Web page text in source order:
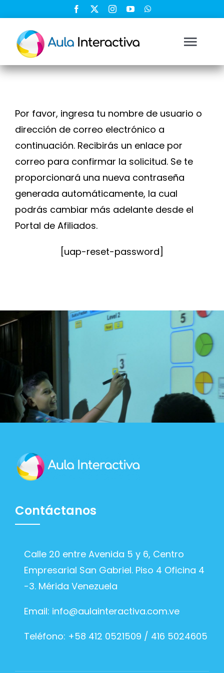
contenido
Registrarse
Nosotros
Soluciones
Cursos
Blog
Por favor, ingresa tu nombre de usuario o
dirección de correo electrónico a
continuación. Recibirás un enlace por
correo para confirmar la solicitud. Se te
proporcionará una nueva contraseña
generada automáticamente, la cual
podrás cambiar más adelante desde el
Portal de Afiliados.
[uap-reset-password]
Contáctanos
Calle 20 entre Avenida 5 y 6, Centro
Empresarial San Gabriel. Piso 4 Oficina 4
-3. Mérida Venezuela
Email: info@aulainteractiva.com.ve
Teléfono: +58 412 0521509 / 416 5024605